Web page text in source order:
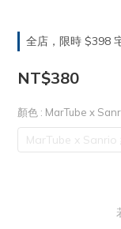
全店，限時 $398
NT$380
顏色 : MarTube x
MarTube x